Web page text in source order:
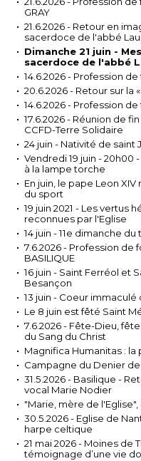
GRAY
21.6.2026 - Retour en
sacerdoce de l'abbé
Dimanche 21 juin -
sacerdoce de l'abbé
14.6.2026 - Profession
20.6.2026 - Retour sur la
14.6.2026 - Profession
17.6.2026 - Réunion de
CCFD-Terre Solidaire
24 juin - Nativité de saint
Vendredi 19 juin - 20h00
à la lampe torche
En juin, le pape Leon
du sport
19 juin 2021 - Les vertus
reconnues par l'Eglise
14 juin - 11e dimanche
7.6.2026 - Profession de
BASILIQUE
16 juin - Saint Ferréol et
Besançon
13 juin - Coeur immaculé
Le 8 juin est fêté Saint
7.6.2026 - Fête-Dieu,
du Sang du Christ
Magnifica Humanitas :
Campagne du Denier de
31.5.2026 - Basilique -
vocal Marie Nodier
"Marie, mère de
30.5.2026 - Eglise de
harpe celtique
21 mai 2026 - Moines de
témoignage d’une vie